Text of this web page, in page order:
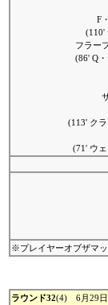
F
(110'
フラー
(86' Q
(113' ク
(71' ウ
※プレイヤーオブザマ
ラウンド32(4) 6月29日